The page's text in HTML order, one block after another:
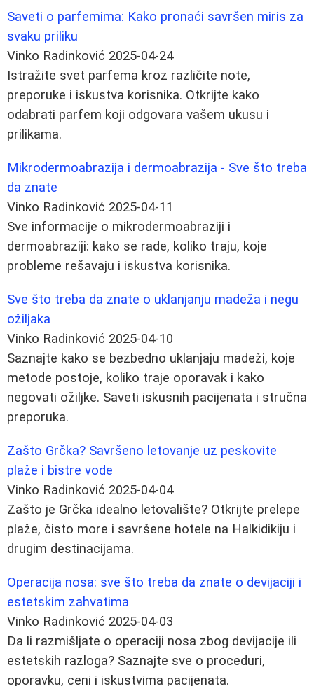
Saveti o parfemima: Kako pronaći savršen miris za
svaku priliku
Vinko Radinković 2025-04-24
Istražite svet parfema kroz različite note,
preporuke i iskustva korisnika. Otkrijte kako
odabrati parfem koji odgovara vašem ukusu i
prilikama.
Mikrodermoabrazija i dermoabrazija - Sve što treba
da znate
Vinko Radinković 2025-04-11
Sve informacije o mikrodermoabraziji i
dermoabraziji: kako se rade, koliko traju, koje
probleme rešavaju i iskustva korisnika.
Sve što treba da znate o uklanjanju madeža i negu
ožiljaka
Vinko Radinković 2025-04-10
Saznajte kako se bezbedno uklanjaju madeži, koje
metode postoje, koliko traje oporavak i kako
negovati ožiljke. Saveti iskusnih pacijenata i stručna
preporuka.
Zašto Grčka? Savršeno letovanje uz peskovite
plaže i bistre vode
Vinko Radinković 2025-04-04
Zašto je Grčka idealno letovalište? Otkrijte prelepe
plaže, čisto more i savršene hotele na Halkidikiju i
drugim destinacijama.
Operacija nosa: sve što treba da znate o devijaciji i
estetskim zahvatima
Vinko Radinković 2025-04-03
Da li razmišljate o operaciji nosa zbog devijacije ili
estetskih razloga? Saznajte sve o proceduri,
oporavku, ceni i iskustvima pacijenata.